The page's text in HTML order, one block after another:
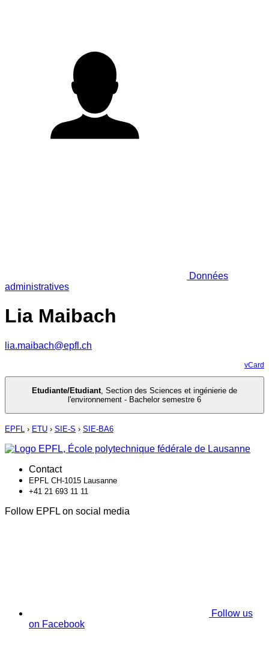
Données
administratives
Lia Maibach
lia.maibach@epfl.ch
vCard
Etudiante/Etudiant, Section des Sciences et ingénierie de
l'environnement - Bachelor semestre 6
EPFL › ETU › SIE-S › SIE-BA6
Contact
EPFL CH-1015 Lausanne
+41 21 693 11 11
Follow EPFL on social media
Follow us
on Facebook